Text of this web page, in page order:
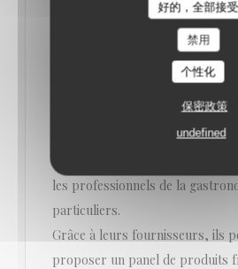
好的，全部接受
禁用
个性化
保密政策
undefined
LA MINUTE LOCO
L'EPICENSE saveurs du monde
meilleurs produits fins des 4
grossiste pour épicerie fine est
les professionnels de la
particuliers.
Grâce à leurs fournisseurs, ils
proposer un panel de produits